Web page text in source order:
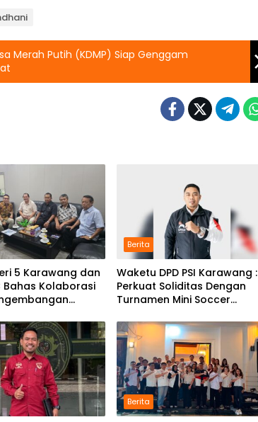
Merah Putih (KDMP) Siap Genggam
5 Karawang dan
Bahas Kolaborasi
Berita
Waketu DPD PSI Karawang :
Perkuat Soliditas Dengan
Turnamen Mini Soccer
Berita